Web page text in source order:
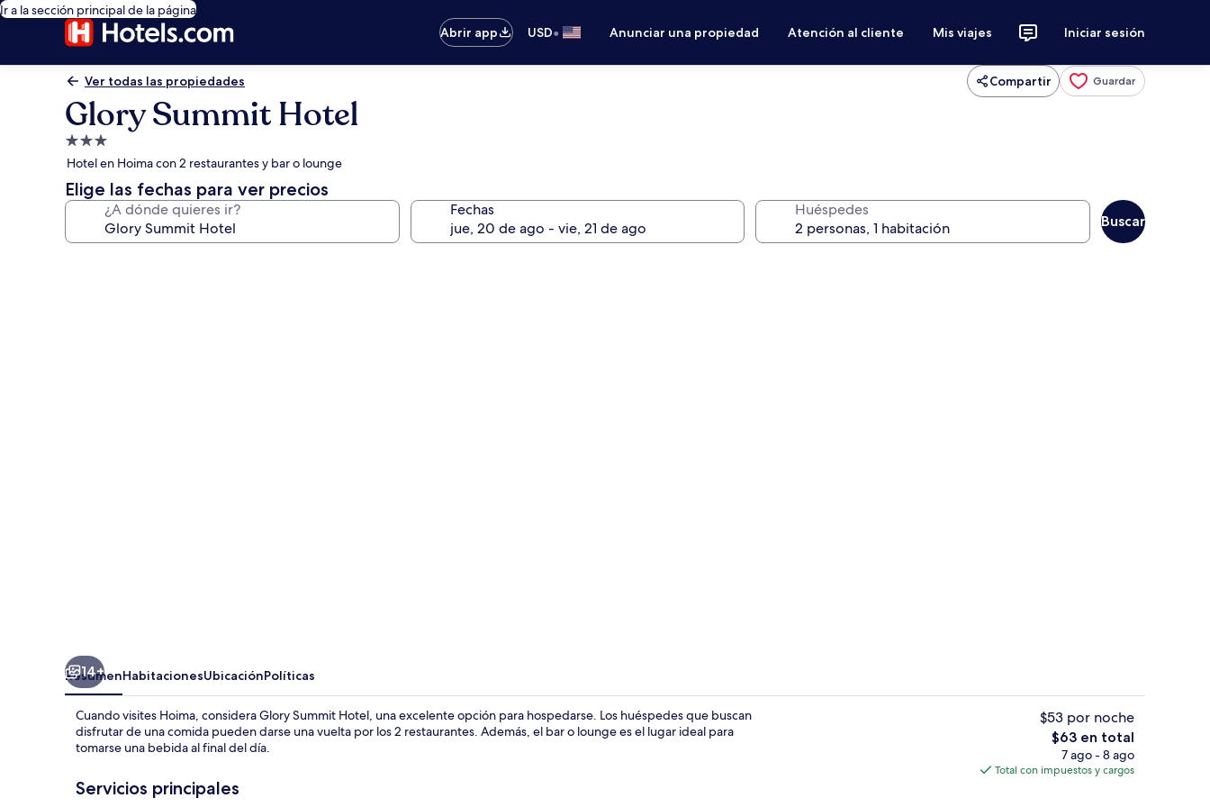
Ir a la sección principal de la página
Abrir app
USD• Anunciar una propiedad Atención al cliente Mis viajes Iniciar sesión
Ver todas las propiedades Compartir Guardar
Glory Summit Hotel
Propiedad
de
3.0
estrellas
Hotel en Hoima con 2 restaurantes y bar o lounge
Elige las fechas para ver precios
¿A dónde quieres ir? Fechas Huéspedes
Buscar
Escritorio, insonorización, wifi gratis y ropa de cama Vista frontal de la propiedad
14+
ResumenHabitacionesUbicaciónPolíticas
Cuando visites Hoima, considera Glory Summit Hotel, una excelente opción para hospedarse. Los huéspedes que buscan
disfrutar de una comida pueden darse una vuelta por los 2 restaurantes. Además, el bar o lounge es el lugar ideal para
tomarse una bebida al final del día.
Servicios principales
$53 por noche
El
precio
total
$63 en total
7 ago - 8 ago
Total con impuestos y cargos